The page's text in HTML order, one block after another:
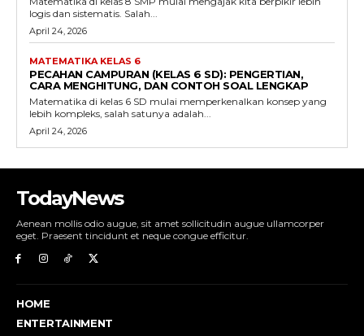
logis dan sistematis. Salah...
April 24, 2026
MATEMATIKA KELAS 6
PECAHAN CAMPURAN (KELAS 6 SD): PENGERTIAN,
CARA MENGHITUNG, DAN CONTOH SOAL LENGKAP
Matematika di kelas 6 SD mulai memperkenalkan konsep yang
lebih kompleks, salah satunya adalah...
April 24, 2026
TodayNews
Aenean mollis odio augue, sit amet sollicitudin augue ullamcorper
eget. Praesent tincidunt et neque congue efficitur.
HOME
ENTERTAINMENT